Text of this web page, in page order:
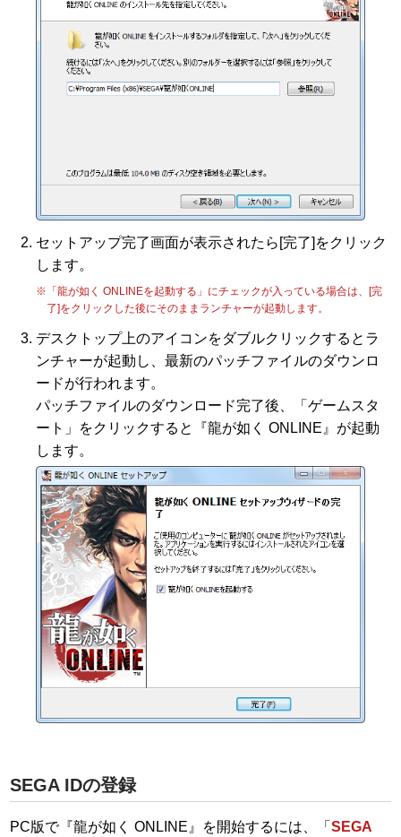
セットアップ完了画面が表示されたら[完了]をクリック
します。
※「龍が如く ONLINEを起動する」にチェックが入っている場合は、[完
了]をクリックした後にそのままランチャーが起動します。
デスクトップ上のアイコンをダブルクリックするとラ
ンチャーが起動し、最新のパッチファイルのダウンロ
ードが行われます。
パッチファイルのダウンロード完了後、「ゲームスタ
ート」をクリックすると『龍が如く ONLINE』が起動
します。
SEGA IDの登録
PC版で『龍が如く ONLINE』を開始するには、「 SEGA